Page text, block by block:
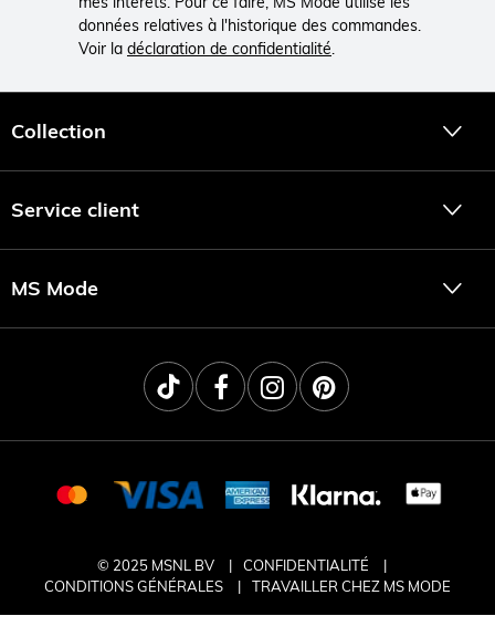
données relatives à l'historique des commandes.
Voir la déclaration de confidentialité.
Collection
Service client
MS Mode
© 2025 MSNL BV
CONFIDENTIALITÉ
CONDITIONS GÉNÉRALES
TRAVAILLER CHEZ MS MODE